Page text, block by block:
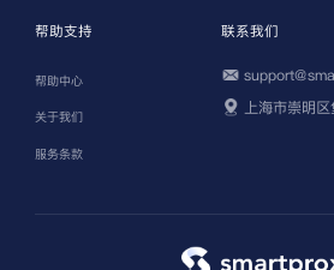
帮助支持
帮助中心
关于我们
服务条款
联系我们
上海市崇明